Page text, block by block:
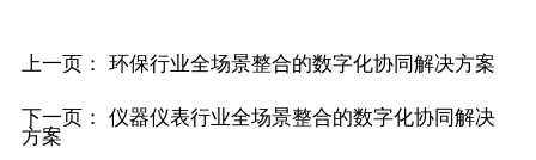
上一页： 环保行业全场景整合的数字化协同解决方案
下一页： 仪器仪表行业全场景整合的数字化协同解决
方案